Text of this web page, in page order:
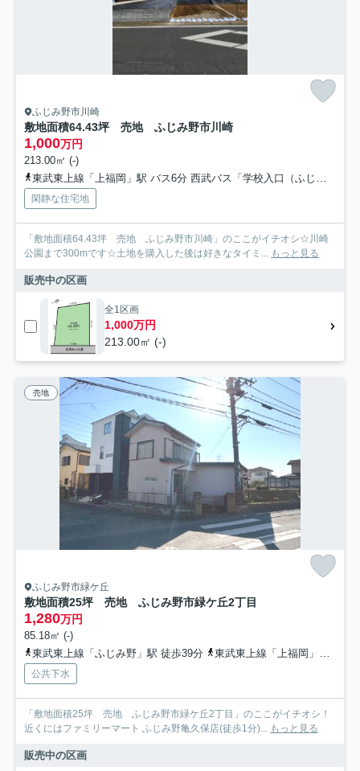
ふじみ野市川崎
敷地面積64.43坪 売地 ふじみ野市川崎
1,000万円
213.00㎡ (-)
東武東上線「上福岡」駅 バス6分 西武バス「学校入口（ふじみ野市）」 停歩5分
閑静な住宅地
「敷地面積64.43坪 売地 ふじみ野市川崎」のここがイチオシ☆川崎
公園まで300mです☆土地を購入した後は好きなタイミ... もっと見る
販売中の区画
全1区画
1,000万円
213.00㎡ (-)
売地
ふじみ野市緑ケ丘
敷地面積25坪 売地 ふじみ野市緑ケ丘2丁目
1,280万円
85.18㎡ (-)
東武東上線「ふじみ野」駅 徒歩39分
東武東上線「上福岡」駅 徒歩30分
公共下水
「敷地面積25坪 売地 ふじみ野市緑ケ丘2丁目」のここがイチオシ！
近くにはファミリーマート ふじみ野亀久保店(徒歩1分)... もっと見る
販売中の区画